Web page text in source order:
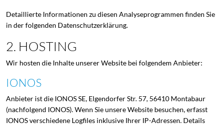
Detaillierte Informationen zu diesen Analyseprogrammen finden Sie
in der folgenden Datenschutzerklärung.
2. HOSTING
Wir hosten die Inhalte unserer Website bei folgendem Anbieter:
IONOS
Anbieter ist die IONOS SE, Elgendorfer Str. 57, 56410 Montabaur
(nachfolgend IONOS). Wenn Sie unsere Website besuchen, erfasst
IONOS verschiedene Logfiles inklusive Ihrer IP-Adressen. Details